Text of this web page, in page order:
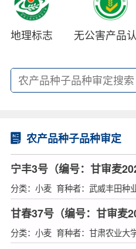
地理标志 无公害产品
农产品种子品种审定
宁丰3号（编号：甘审麦
分类：小麦 育种者：武威丰田种
甘春37号（编号：甘审麦